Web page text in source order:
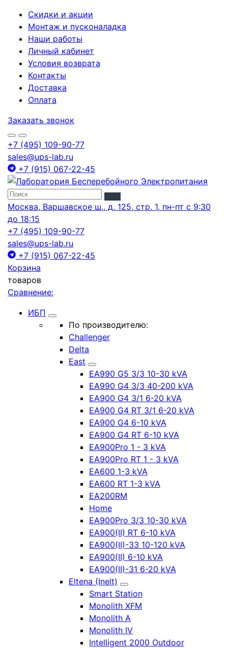
Скидки и акции
Монтаж и пусконаладка
Наши работы
Личный кабинет
Условия возврата
Контакты
Доставка
Оплата
Заказать звонок
+7 (495) 109-90-77
sales@ups-lab.ru
+7 (915) 067-22-45
Москва, Варшавское ш., д. 125, стр. 1, пн-пт с 9:30
до 18:15
+7 (495) 109-90-77
sales@ups-lab.ru
+7 (915) 067-22-45
Корзина
товаров
Сравнение:
ИБП
По производителю:
Challenger
Delta
East
EA990 G5 3/3 10-30 kVA
EA990 G4 3/3 40-200 kVA
EA900 G4 3/1 6-20 kVA
EA900 G4 RT 3/1 6-20 kVA
EA900 G4 6-10 kVA
EA900 G4 RT 6-10 kVA
EA900Pro 1 - 3 kVA
EA900Pro RT 1 - 3 kVA
EA600 1-3 kVA
EA600 RT 1-3 kVA
EA200RM
Home
EA900Pro 3/3 10-30 kVA
EA900(II) RT 6-10 kVA
EA900(II)-33 10-120 kVA
EA900(II) 6-10 kVA
EA900(II)-31 6-20 kVA
Eltena (Inelt)
Smart Station
Monolith XFM
Monolith A
Monolith IV
Intelligent 2000 Outdoor